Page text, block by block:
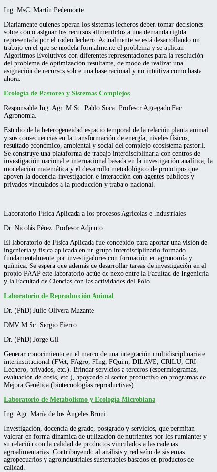
Ing. MsC. Martín Pedemonte.
Diariamente quienes operan los sistemas lecheros deben tomar decisiones
sobre cómo asignar los recursos alimenticios a una demanda rígida
representada por el rodeo lechero. Actualmente se está desarrollando un
trabajo en el que se modela formalmente el problema y se aplican
Algoritmos Evolutivos con diferentes representaciones para la resolución
del problema de optimización resultante, de modo de realizar una
asignación de recursos sobre una base racional y no intuitiva como hasta
ahora.
Ecología de Pastoreo y Sistemas Complejos
Responsable Ing. Agr. M.Sc. Pablo Soca. Profesor Agregado Fac.
Agronomía.
Estudio de la heterogeneidad espacio temporal de la relación planta animal
y sus consecuencias en la transformación de energía, niveles físicos,
resultado económico, ambiental y social del complejo ecosistema pastoril.
Se construye una plataforma de trabajo interdisciplinaria con centros de
investigación nacional e internacional basada en la investigación analítica, la
modelación matemática y el desarrollo metodológico de prototipos que
apoyen la docencia-investigación e interacción con agentes públicos y
privados vinculados a la producción y trabajo nacional.
Laboratorio Física Aplicada a los procesos Agrícolas e Industriales
Dr. Nicolás Pérez. Profesor Adjunto
El laboratorio de Física Aplicada fue concebido para aportar una visión de
ingeniería y física aplicada en un grupo interdisciplinario formado
fundamentalmente por investigadores con formación en agronomía y
química. Se espera que además de desarrollar tareas de investigación en el
propio PAAP este laboratorio actúe de nexo entre la Facultad de Ingeniería
y la Facultad de Ciencias con las actividades del Polo.
Laboratorio de Reproducción Animal
Dr. (PhD) Julio Olivera Muzante
DMV M.Sc. Sergio Fierro
Dr. (PhD) Jorge Gil
Generar conocimiento en el marco de una integración multidisciplinaria e
interinstitucional (FVet, FAgro, FIng, FQuim, DILAVE, CRILU, CRI-
Lechero, privados, etc.). Brindar servicios a terceros (espermiogramas,
evaluación de dosis, etc.), apoyando al sector productivo en programas de
Mejora Genética (biotecnologías reproductivas).
Laboratorio de Metabolismo y Ecología Microbiana
Ing. Agr. María de los Ángeles Bruni
Investigación, docencia de grado, postgrado y servicios, que permitan
valorar en forma dinámica de utilización de nutrientes por los rumiantes y
su relación con la calidad de productos vinculados a las cadenas
agroalimentarias. Contribuyendo al análisis y rediseño de sistemas
agropecuarios y agroindustriales sustentables basados en productos de
calidad.